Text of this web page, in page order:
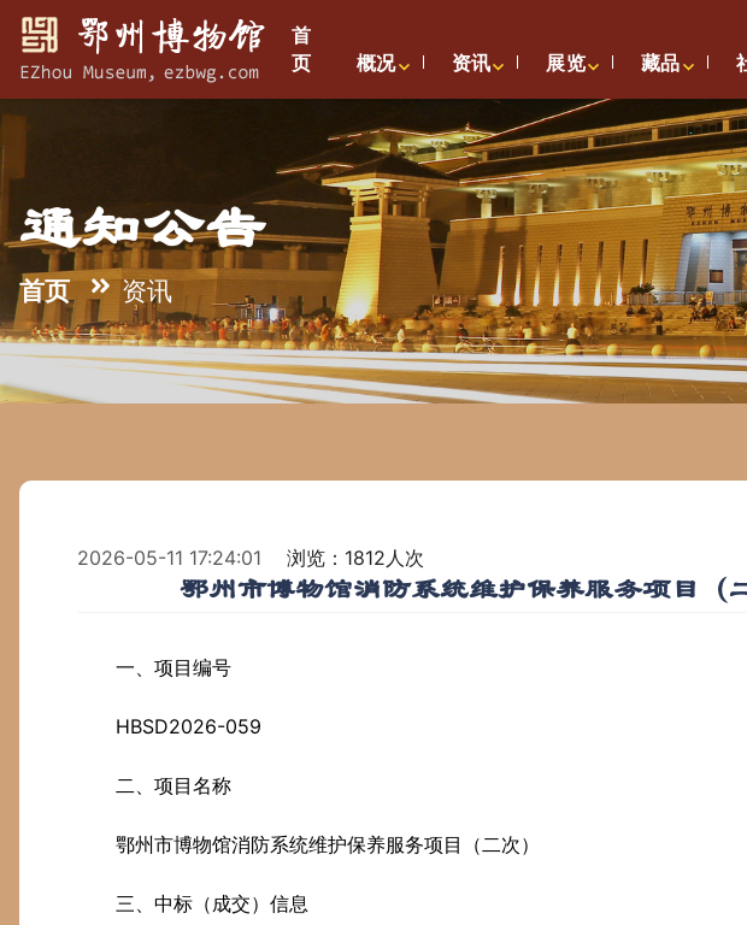
首
页
概况 资讯 展览 藏品
通知公告
首页 资讯
2026-05-11 17:24:01 浏览：1812人次
鄂州市博物馆消防系统维护保养服务项目（
一、项目编号
HBSD2026-059
二、项目名称
鄂州市博物馆消防系统维护保养服务项目（二次）
三、中标（成交）信息